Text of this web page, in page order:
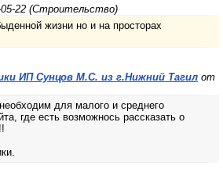
22 (Строительство)
жизни но и на просторах
ИП Сунцов М.С. из г.Нижний Тагил от
для малого и среднего
где есть возможнось рассказать о